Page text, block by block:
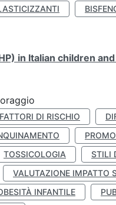
in Italian children
FATTORI DI RISCHIO
TOSSICOLOGIA STILI
VALUTAZIONE IMPATTO
INFANTILE